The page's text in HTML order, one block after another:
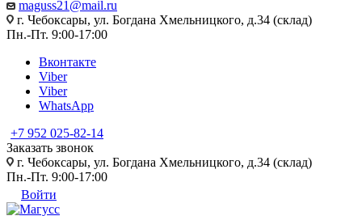
maguss21@mail.ru
г. Чебоксары, ул. Богдана Хмельницкого, д.34 (склад)
Пн.-Пт. 9:00-17:00
Вконтакте
Viber
Viber
WhatsApp
+7 952 025-82-14
Заказать звонок
г. Чебоксары, ул. Богдана Хмельницкого, д.34 (склад)
Пн.-Пт. 9:00-17:00
Войти